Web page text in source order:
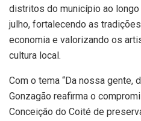
distritos do município ao
julho, fortalecendo as
economia e valorizando os
cultura local.
Com o tema “Da nossa gente,
Gonzagão reafirma o
Conceição do Coité de